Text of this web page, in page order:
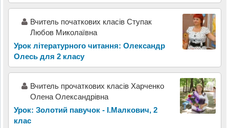
Вчитель початкових класів Ступак
Любов Миколаївна
Урок літературного читання: Олександр
Олесь для 2 класу
Вчитель прочаткових класів Харченко
Олена Олександрівна
Урок: Золотий павучок - І.Малкович, 2
клас